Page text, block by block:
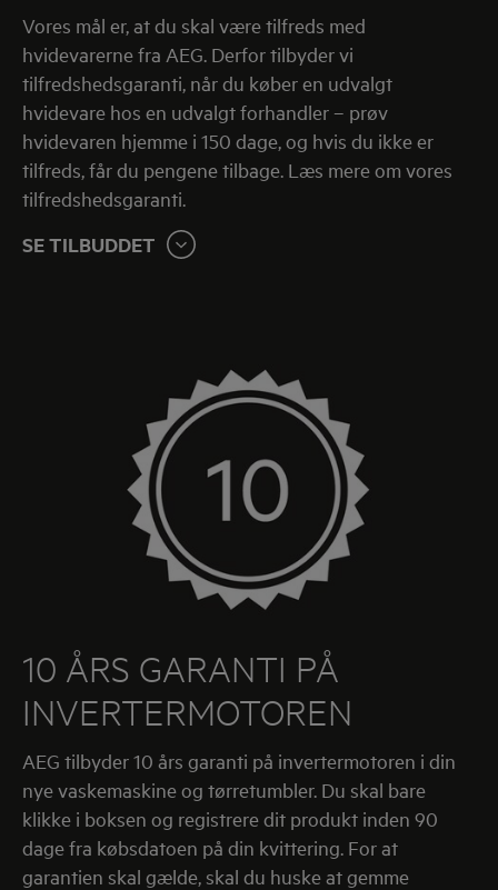
Vores mål er, at du skal være tilfreds med
hvidevarerne fra AEG. Derfor tilbyder vi
tilfredshedsgaranti, når du køber en udvalgt
hvidevare hos en udvalgt forhandler – prøv
hvidevaren hjemme i 150 dage, og hvis du ikke er
tilfreds, får du pengene tilbage. Læs mere om vores
tilfredshedsgaranti.
SE TILBUDDET
10 ÅRS GARANTI PÅ
INVERTERMOTOREN
AEG tilbyder 10 års garanti på invertermotoren i din
nye vaskemaskine og tørretumbler. Du skal bare
klikke i boksen og registrere dit produkt inden 90
dage fra købsdatoen på din kvittering. For at
garantien skal gælde, skal du huske at gemme